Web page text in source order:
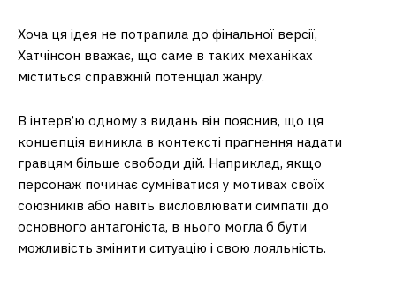
Хоча ця ідея не потрапила до фінальної версії,
Хатчінсон вважає, що саме в таких механіках
міститься справжній потенціал жанру.
В інтерв’ю одному з видань він пояснив, що ця
концепція виникла в контексті прагнення надати
гравцям більше свободи дій. Наприклад, якщо
персонаж починає сумніватися у мотивах своїх
союзників або навіть висловлювати симпатії до
основного антагоніста, в нього могла б бути
можливість змінити ситуацію і свою лояльність.